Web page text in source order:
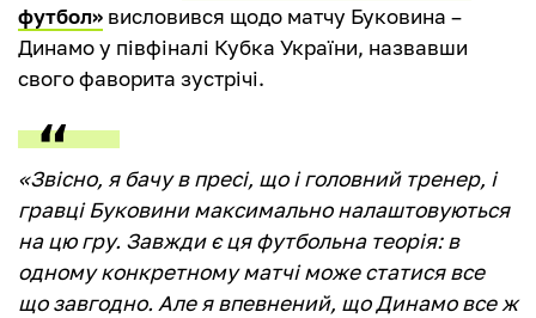
футбол» висловився щодо матчу Буковина –
Динамо у півфіналі Кубка України, назвавши
свого фаворита зустрічі.
«Звісно, я бачу в пресі, що і головний тренер, і
гравці Буковини максимально налаштовуються
на цю гру. Завжди є ця футбольна теорія: в
одному конкретному матчі може статися все
що завгодно. Але я впевнений, що Динамо все ж